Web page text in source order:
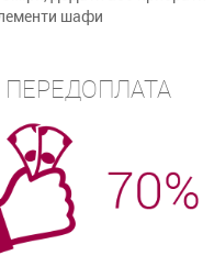
шафи
ПЕРЕДОПЛАТА